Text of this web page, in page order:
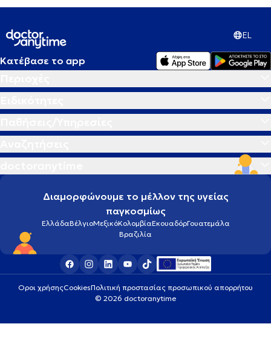
EL
Κατέβασε το app
Διαμορφώνουμε το μέλλον της υγείας
παγκοσμίως
ΕλλάδαΒέλγιοΜεξικόΚολομβίαΕκουαδόρΓουατεμάλα
Βραζιλία
Οροι χρήσηςCookiesΠολιτική προστασίας προσωπικού απορρήτου
© 2026 doctoranytime